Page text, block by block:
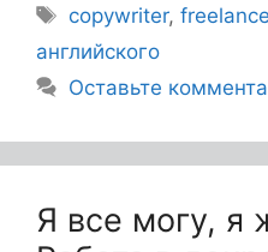
copywriter,freelance
английского
Оставьте
Я все могу, я